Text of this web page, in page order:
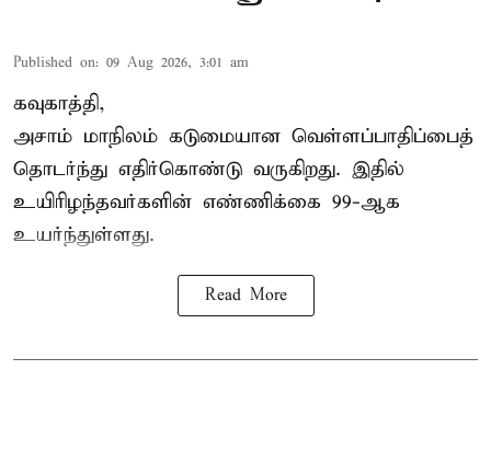
Published on: 09 Aug 2026, 3:01 am
கவுகாத்தி,
அசாம் மாநிலம் கடுமையான வெள்ளப்பாதிப்பைத்
தொடர்ந்து எதிர்கொண்டு வருகிறது. இதில்
உயிரிழந்தவர்களின் எண்ணிக்கை 99-ஆக
உயர்ந்துள்ளது.
Read More